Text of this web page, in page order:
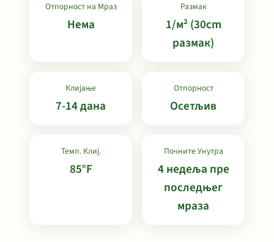
Отпорност на Мраз
Нема
Размак
1/м² (30cm
размак)
Клијање
7-14 дана
Отпорност
Осетљив
Темп. Клиј.
85°F
Почните Унутра
4 недеља пре
последњег
мраза